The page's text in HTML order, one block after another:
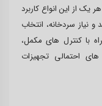
یک از این انواع کاربرد
نیاز سردخانه، انتخاب
با کنترل های مکمل،
احتمالی تجهیزات